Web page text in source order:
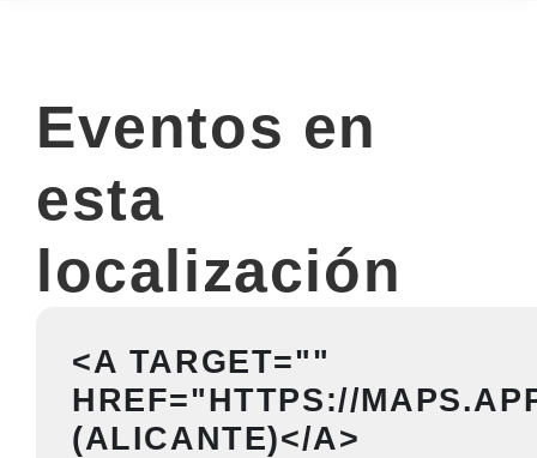
Eventos en
esta
localización
<A TARGET=""
HREF="HTTPS://
(ALICANTE)</A>